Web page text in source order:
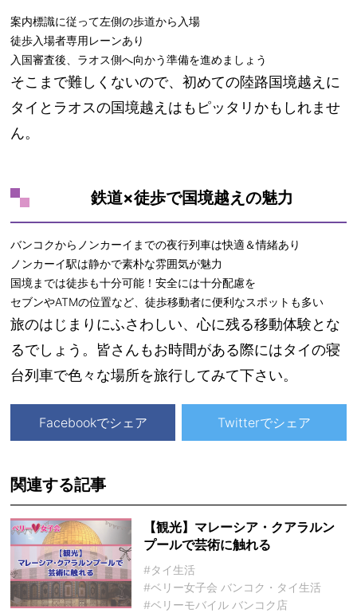
案内標識に従って左側の歩道から入場
徒歩入場者専用レーンあり
入国審査後、ラオス側へ向かう準備を進めましょう
そこまで難しくないので、初めての陸路国境越えに
タイとラオスの国境越えはもピッタリかもしれませ
ん。
鉄道×徒歩で国境越えの魅力
バンコクからノンカーイまでの夜行列車は快適＆情緒あり
ノンカーイ駅は静かで素朴な雰囲気が魅力
国境までは徒歩も十分可能！安全には十分配慮を
セブンやATMの位置など、徒歩移動者に便利なスポットも多い
旅のはじまりにふさわしい、心に残る移動体験とな
るでしょう。皆さんもお時間がある際にはタイの寝
台列車で色々な場所を旅行してみて下さい。
Facebookでシェア Twitterでシェア
関連する記事
【観光】マレーシア・クアラルン
プールで芸術に触れる
#タイ生活
#ベリー女子会 バンコク・タイ生活
#ベリーモバイル バンコク店